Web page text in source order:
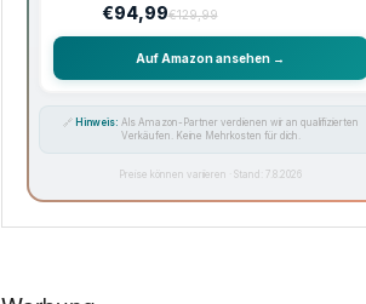
€94,99€129,99
Auf Amazon ansehen →
🔗 Hinweis: Als Amazon-Partner verdienen wir an qualifizierten
Verkäufen. Keine Mehrkosten für dich.
Preise können variieren · Stand: 7.8.2026